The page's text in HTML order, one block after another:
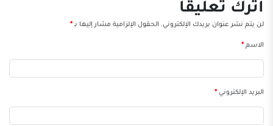
اترك تعليقاً
لن يتم نشر عنوان بريدك الإلكتروني. الحقول الإلزامية مشار إليها بـ*
الاسم*
البريد الإلكتروني*